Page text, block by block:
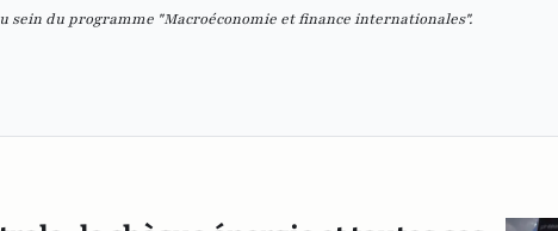
sein du programme "Macroéconomie et finance internationales".